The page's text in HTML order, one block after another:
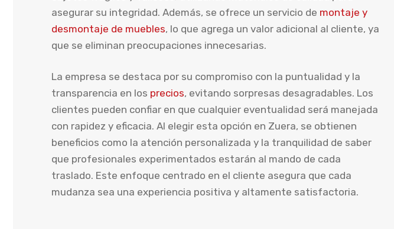
asegurar su integridad. Además, se ofrece un servicio de montaje y
desmontaje de muebles, lo que agrega un valor adicional al cliente, ya
que se eliminan preocupaciones innecesarias.
La empresa se destaca por su compromiso con la puntualidad y la
transparencia en los precios, evitando sorpresas desagradables. Los
clientes pueden confiar en que cualquier eventualidad será manejada
con rapidez y eficacia. Al elegir esta opción en Zuera, se obtienen
beneficios como la atención personalizada y la tranquilidad de saber
que profesionales experimentados estarán al mando de cada
traslado. Este enfoque centrado en el cliente asegura que cada
mudanza sea una experiencia positiva y altamente satisfactoria.